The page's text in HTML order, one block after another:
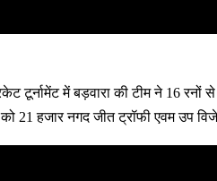
टूर्नामेंट में बड़वारा की टीम ने 16
21 हजार नगद जीत ट्रॉफी एवम उप